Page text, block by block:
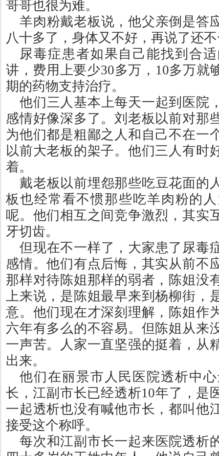
哥哥也很为难。
羊肉粉戴老板说，他父亲倒是答
八十多了，身体又不好，再说了还
尿毒症患者如果自己能找到合
讲，费用上要少30多万， 10多万就
期的药物支持治疗。
他们三人基本上每天一起到医院
感情好像深多了。刘老板以前对那
为他们都是粗鄙之人和自己不在一
以前大老板的架子。他们三人有时
着。
戴老板以前埋怨那些吃豆花面的
板也经常看不惯那些吃羊肉粉的
呢。他们相互之间竞争激烈，其实
牙切齿。
但现在不一样了，大家患了尿毒
感情。他们有点后悔，其实从前不
那样对待陈姐那样的弱者，陈姐没
上来说，是陈姐最早来到杨柳街，
意。他们现在才深刻理解，陈姐作
六年有多么的不容易。但陈姐从来
一声苦。人家一直坚强的挺着，从
出来。
他们在丽景市人民医院透析中
长，江副市长已经透析10年了，是
一起透析也没有喊他市长，都叫他
接受这个称呼。
每次和江副市长一起来医院透析